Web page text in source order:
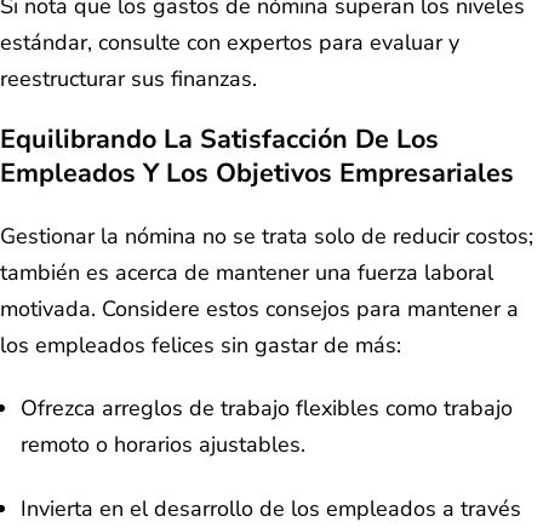
Si nota que los gastos de nómina superan los niveles
estándar, consulte con expertos para evaluar y
reestructurar sus finanzas.
Equilibrando La Satisfacción De Los
Empleados Y Los Objetivos Empresariales
Gestionar la nómina no se trata solo de reducir costos;
también es acerca de mantener una fuerza laboral
motivada. Considere estos consejos para mantener a
los empleados felices sin gastar de más:
Ofrezca arreglos de trabajo flexibles como trabajo
remoto o horarios ajustables.
Invierta en el desarrollo de los empleados a través